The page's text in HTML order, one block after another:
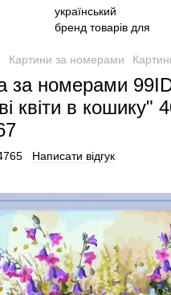
Картини за номерами
за номерами
квіти в кошику"
Написати відгук